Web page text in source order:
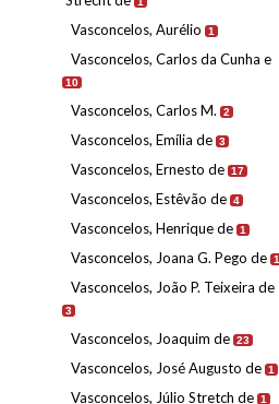
Vasconcelos, Aurélio 1
Vasconcelos, Carlos da Cunha e
10
Vasconcelos, Carlos M. 2
Vasconcelos, Emília de 3
Vasconcelos, Ernesto de 17
Vasconcelos, Estêvão de 4
Vasconcelos, Henrique de 1
Vasconcelos, Joana G. Pego de 1
Vasconcelos, João P. Teixeira de
3
Vasconcelos, Joaquim de 23
Vasconcelos, José Augusto de 1
Vasconcelos, Júlio Stretch de 1